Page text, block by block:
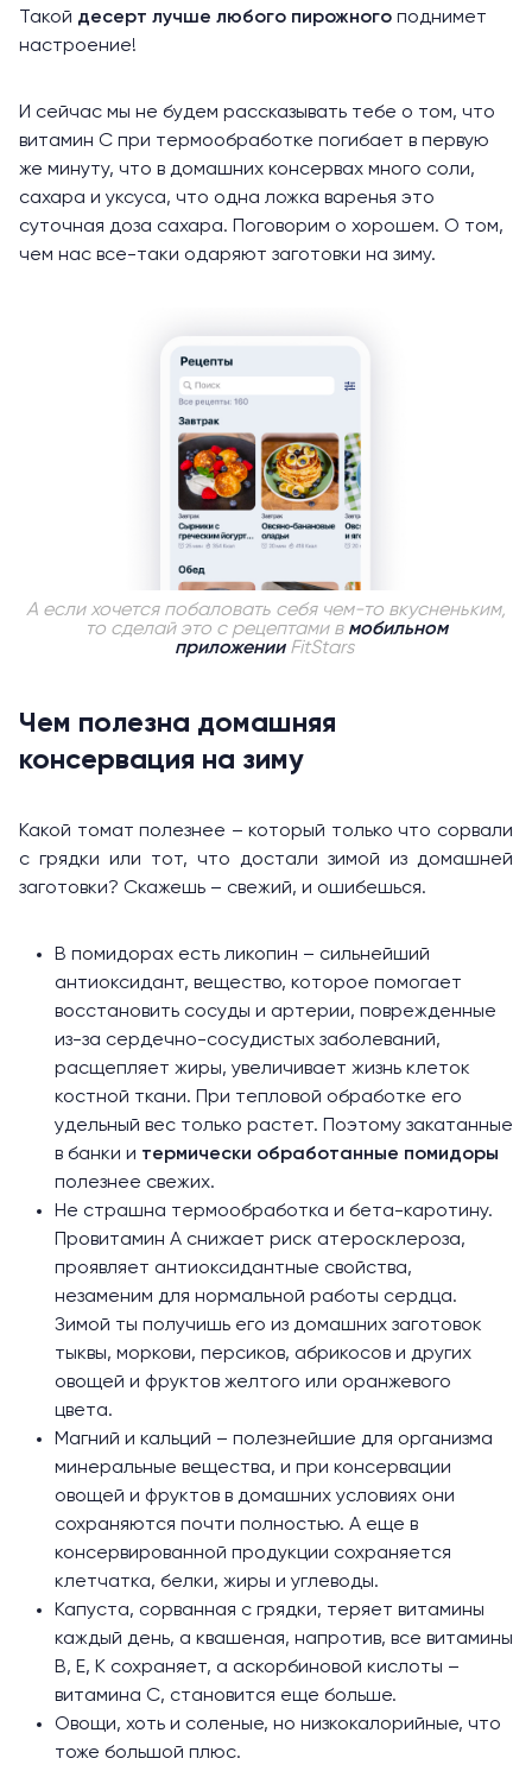
Такой десерт лучше любого пирожного поднимет
настроение!
И сейчас мы не будем рассказывать тебе о том, что
витамин C при термообработке погибает в первую
же минуту, что в домашних консервах много соли,
сахара и уксуса, что одна ложка варенья это
суточная доза сахара. Поговорим о хорошем. О том,
чем нас все-таки одаряют заготовки на зиму.
А если хочется побаловать себя чем-то вкусненьким,
то сделай это с рецептами вмобильном
приложении FitStars
Чем полезна домашняя
консервация на зиму
Какой томат полезнее – который только что сорвали
с грядки или тот, что достали зимой из домашней
заготовки? Скажешь – свежий, и ошибешься.
В помидорах есть ликопин – сильнейший
антиоксидант, вещество, которое помогает
восстановить сосуды и артерии, поврежденные
из-за сердечно-сосудистых заболеваний,
расщепляет жиры, увеличивает жизнь клеток
костной ткани. При тепловой обработке его
удельный вес только растет. Поэтому закатанные
в банки и термически обработанные помидоры
полезнее свежих.
Не страшна термообработка и бета-каротину.
Провитамин A снижает риск атеросклероза,
проявляет антиоксидантные свойства,
незаменим для нормальной работы сердца.
Зимой ты получишь его из домашних заготовок
тыквы, моркови, персиков, абрикосов и других
овощей и фруктов желтого или оранжевого
цвета.
Магний и кальций – полезнейшие для организма
минеральные вещества, и при консервации
овощей и фруктов в домашних условиях они
сохраняются почти полностью. А еще в
консервированной продукции сохраняется
клетчатка, белки, жиры и углеводы.
Капуста, сорванная с грядки, теряет витамины
каждый день, а квашеная, напротив, все витамины
B, E, K сохраняет, а аскорбиновой кислоты –
витамина C, становится еще больше.
Овощи, хоть и соленые, но низкокалорийные, что
тоже большой плюс.